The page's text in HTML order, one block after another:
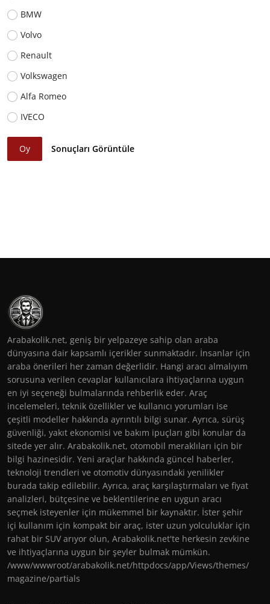
BMW
Volvo
Renault
Volkswagen
Alfa Romeo
IVECO
Oy Sonuçları Görüntüle
Arabakolik.net, geniş bir yelpazeye sahip olan araba
dünyasına dair kapsamlı içerikler sunmaktadır. İnsanlar için
araba önerileri her zaman değerlidir. Hangi aracı almalıyım
sorusuna verilen cevaplar kullanıcılara ihtiyaçlarına uygun
en iyi seçeneği bulmalarında rehberlik eder. Araç
incelemeleri, teknik özellikler ve kullanıcı yorumları ise
çeşitli modeller hakkında ayrıntılı bilgi sunar. Ayrıca, sürüş
güvenliği, yakıt ekonomisi ve bakım ipuçları gibi konular da
sitede yer alır. Arabakolik.net, otomobil meraklıları için bir
bilgi hazinesidir. Yeni araçlar hakkında güncel haberler,
teknoloji trendleri ve otomotiv dünyasındaki yenilikler
burada takip edilebilir. Ayrıca, araç karşılaştırmaları ve fiyat
analizleri, bütçesine ve beklentilerine en uygun aracı
seçmek isteyenler için mükemmel bir kaynaktır. İster şehir
içi kullanım için kompakt bir araç, ister uzun yolculuklar için
rahat bir SUV arıyor olun, Arabakolik.net'te herkesin zevkine
ve ihtiyaçlarına uygun bir şeyler bulmak mümkün.
/www/wwwroot/arabakolik.net/httpdocs/app/Views/themes/
magazine/partials